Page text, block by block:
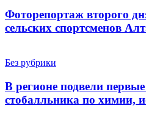
Фоторепортаж второго
сельских спортсменов
Без рубрики
В регионе подвели
стобалльника по химии,